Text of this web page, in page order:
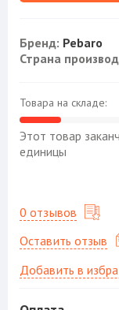
Бренд: Pebaro
Страна
Товара на складе:
Этот товар
единицы
0 отзывов
Оставить отзыв
Добавить в